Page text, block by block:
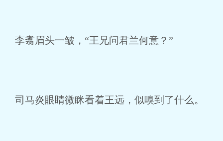
李翥眉头一皱，“王兄问君兰何意？”
司马炎眼睛微眯看着王远，似嗅到了什么。